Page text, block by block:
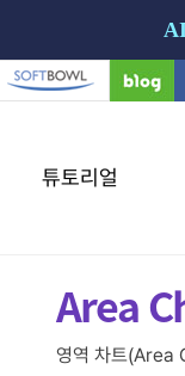
튜토리얼
Area
영역 차트(Area